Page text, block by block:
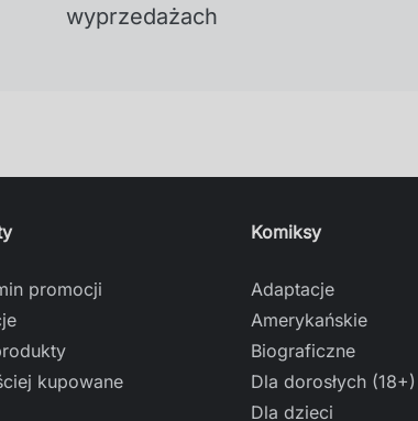
wyprzedażach
promocji
kupowane
Komiksy
Adaptacje
Amerykańskie
Biograficzne
Dla dorosłych (18+)
Dla dzieci